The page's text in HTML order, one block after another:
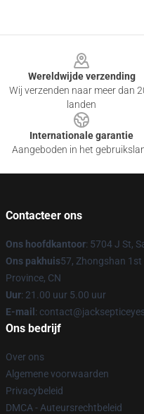
Wereldwijde verzending
Wij verzenden naar meer dan
landen
Internationale garantie
Aangeboden in het
Contacteer ons
Ons hoofdkantoor: 5704 J St,
Ons pakhuis57, Zhongshan
Province, CN
Uur: 21.00 uur 5.00 uur
E-mail :
Ons bedrijf
Over ons
Algemene voorwaarden
Privacybeleid
DMCA - Auteursrechtbeleid